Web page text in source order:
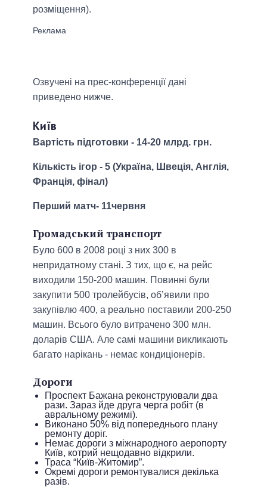
розміщення).
Озвучені на прес-конференції дані
приведено нижче.
Київ
Вартість підготовки - 14-20 млрд. грн.
Кількість ігор - 5 (Україна, Швеція, Англія,
Франція, фінал)
Перший матч- 11червня
Громадський транспорт
Було 600 в 2008 році з них 300 в
непридатному стані. З тих, що є, на рейс
виходили 150-200 машин. Повинні були
закупити 500 тролейбусів, об’явили про
закупівлю 400, а реально поставили 200-250
машин. Всього було витрачено 300 млн.
доларів США. Але самі машини викликають
багато нарікань - немає кондиціонерів.
Дороги
Проспект Бажана реконструювали два
рази. Зараз йде друга черга робіт (в
авральному режимі).
Виконано 50% від попереднього плану
ремонту доріг.
Немає дороги з міжнародного аеропорту
Київ, котрий нещодавно відкрили.
Траса “Київ-Житомир”.
Окремі дороги ремонтувалися декілька
разів.